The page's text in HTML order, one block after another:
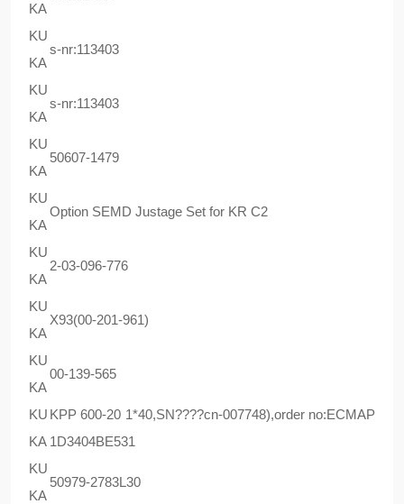
KA
KU
KA
s-nr:113403
KU
KA
s-nr:113403
KU
KA
50607-1479
KU
KA
Option SEMD Justage Set for KR C2
KU
KA
2-03-096-776
KU
KA
X93(00-201-961)
KU
KA
00-139-565
KU
KA
KPP 600-20 1*40,SN????cn-007748),order no:ECMAP
1D3404BE531
KU
KA
50979-2783L30